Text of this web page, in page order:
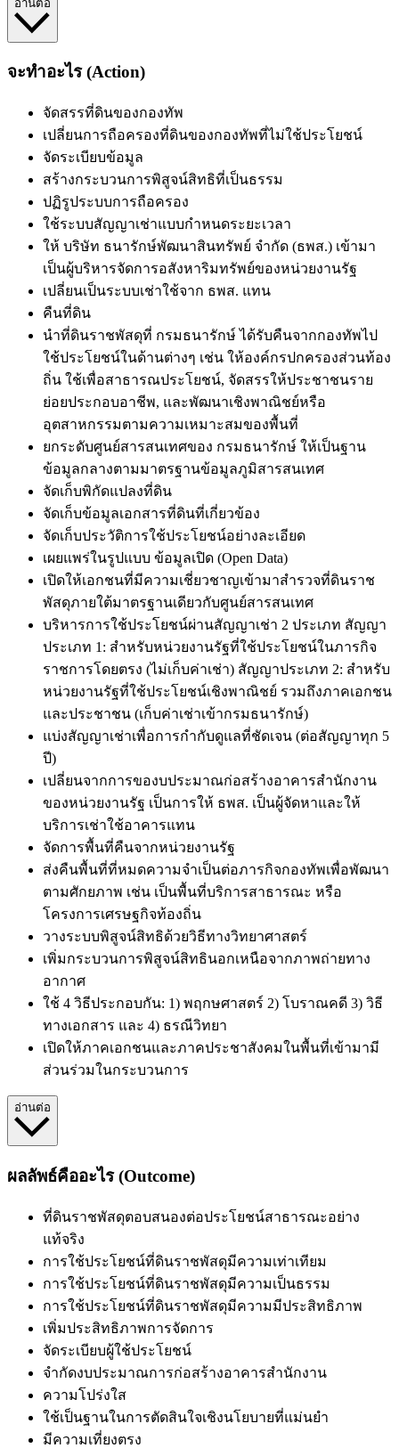
อ่านต่อ
จะทำอะไร (Action)
จัดสรรที่ดินของกองทัพ
เปลี่ยนการถือครองที่ดินของกองทัพที่ไม่ใช้ประโยชน์
จัดระเบียบข้อมูล
สร้างกระบวนการพิสูจน์สิทธิที่เป็นธรรม
ปฏิรูประบบการถือครอง
ใช้ระบบสัญญาเช่าแบบกำหนดระยะเวลา
ให้ บริษัท ธนารักษ์พัฒนาสินทรัพย์ จำกัด (ธพส.) เข้ามา
เป็นผู้บริหารจัดการอสังหาริมทรัพย์ของหน่วยงานรัฐ
เปลี่ยนเป็นระบบเช่าใช้จาก ธพส. แทน
คืนที่ดิน
นำที่ดินราชพัสดุที่ กรมธนารักษ์ ได้รับคืนจากกองทัพไป
ใช้ประโยชน์ในด้านต่างๆ เช่น ให้องค์กรปกครองส่วนท้อง
ถิ่น ใช้เพื่อสาธารณประโยชน์, จัดสรรให้ประชาชนราย
ย่อยประกอบอาชีพ, และพัฒนาเชิงพาณิชย์หรือ
อุตสาหกรรมตามความเหมาะสมของพื้นที่
ยกระดับศูนย์สารสนเทศของ กรมธนารักษ์ ให้เป็นฐาน
ข้อมูลกลางตามมาตรฐานข้อมูลภูมิสารสนเทศ
จัดเก็บพิกัดแปลงที่ดิน
จัดเก็บข้อมูลเอกสารที่ดินที่เกี่ยวข้อง
จัดเก็บประวัติการใช้ประโยชน์อย่างละเอียด
เผยแพร่ในรูปแบบ ข้อมูลเปิด (Open Data)
เปิดให้เอกชนที่มีความเชี่ยวชาญเข้ามาสำรวจที่ดินราช
พัสดุภายใต้มาตรฐานเดียวกับศูนย์สารสนเทศ
บริหารการใช้ประโยชน์ผ่านสัญญาเช่า 2 ประเภท สัญญา
ประเภท 1: สำหรับหน่วยงานรัฐที่ใช้ประโยชน์ในภารกิจ
ราชการโดยตรง (ไม่เก็บค่าเช่า) สัญญาประเภท 2: สำหรับ
หน่วยงานรัฐที่ใช้ประโยชน์เชิงพาณิชย์ รวมถึงภาคเอกชน
และประชาชน (เก็บค่าเช่าเข้ากรมธนารักษ์)
แบ่งสัญญาเช่าเพื่อการกำกับดูแลที่ชัดเจน (ต่อสัญญาทุก 5
ปี)
เปลี่ยนจากการของบประมาณก่อสร้างอาคารสำนักงาน
ของหน่วยงานรัฐ เป็นการให้ ธพส. เป็นผู้จัดหาและให้
บริการเช่าใช้อาคารแทน
จัดการพื้นที่คืนจากหน่วยงานรัฐ
ส่งคืนพื้นที่ที่หมดความจำเป็นต่อภารกิจกองทัพเพื่อพัฒนา
ตามศักยภาพ เช่น เป็นพื้นที่บริการสาธารณะ หรือ
โครงการเศรษฐกิจท้องถิ่น
วางระบบพิสูจน์สิทธิด้วยวิธีทางวิทยาศาสตร์
เพิ่มกระบวนการพิสูจน์สิทธินอกเหนือจากภาพถ่ายทาง
อากาศ
ใช้ 4 วิธีประกอบกัน: 1) พฤกษศาสตร์ 2) โบราณคดี 3) วิธี
ทางเอกสาร และ 4) ธรณีวิทยา
เปิดให้ภาคเอกชนและภาคประชาสังคมในพื้นที่เข้ามามี
ส่วนร่วมในกระบวนการ
อ่านต่อ
ผลลัพธ์คืออะไร (Outcome)
ที่ดินราชพัสดุตอบสนองต่อประโยชน์สาธารณะอย่าง
แท้จริง
การใช้ประโยชน์ที่ดินราชพัสดุมีความเท่าเทียม
การใช้ประโยชน์ที่ดินราชพัสดุมีความเป็นธรรม
การใช้ประโยชน์ที่ดินราชพัสดุมีความมีประสิทธิภาพ
เพิ่มประสิทธิภาพการจัดการ
จัดระเบียบผู้ใช้ประโยชน์
จำกัดงบประมาณการก่อสร้างอาคารสำนักงาน
ความโปร่งใส
ใช้เป็นฐานในการตัดสินใจเชิงนโยบายที่แม่นยำ
มีความเที่ยงตรง